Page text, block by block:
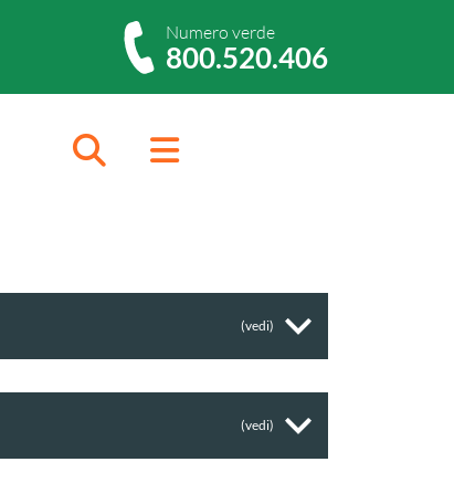
Numero verde
800.520.406
CercaMenu
(vedi)
(vedi)